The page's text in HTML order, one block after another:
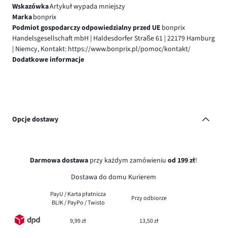
WskazówkaArtykuł wypada mniejszy
Markabonprix
Podmiot gospodarczy odpowiedzialny przed UE bonprix
Handelsgesellschaft mbH | Haldesdorfer Straße 61 | 22179 Hamburg
| Niemcy, Kontakt: https://www.bonprix.pl/pomoc/kontakt/
Dodatkowe informacje
Opcje dostawy
Darmowa dostawa przy każdym zamówieniu od 199 zł!
Dostawa do domu Kurierem
PayU / Karta płatnicza
BLIK / PayPo / Twisto
Przy odbiorze
9,99 zł 13,50 zł